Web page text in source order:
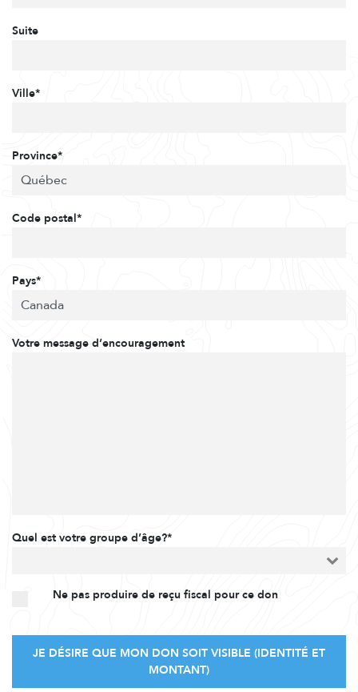
Suite
Ville*
Province*
Code postal*
Pays*
Votre message d’encouragement
Quel est votre groupe d’âge?*
Ne pas produire de reçu fiscal pour ce don
JE DÉSIRE QUE MON DON SOIT VISIBLE (IDENTITÉ ET
MONTANT)